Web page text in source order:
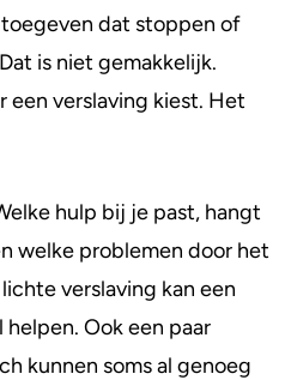
dat stoppen of
is niet gemakkelijk.
een verslaving kiest. Het
hulp bij je past, hangt
welke problemen door het
verslaving kan een
helpen. Ook een paar
kunnen soms al genoeg